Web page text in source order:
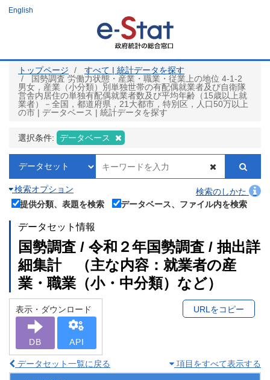
ツ
English
トップページ
すべて | 統計データを探す
国勢調査 労働力状態・産業・職業・従業上の地位 4-1-2
男女，産業（小分類）別単独世帯の有配偶就業者及び自衛隊
営舎内居住の単独有配偶就業者数及び平均年齢（15歳以上就
業者）－全国，都道府県，21大都市，特別区，人口50万以上
の市 | データベース | 統計データを探す
選択条件: データベース
検索オプション
検索のしかた
提供分類、表題を検索
データベース、ファイル内を検索
データセット情報
国勢調査 / 令和２年国勢調査 / 抽出詳
細集計 （主な内容：就業者の産
業・職業（小・中分類）など）
表示・ダウンロード
DB API
URLをコピー
データセット一覧に戻る 項目をすべて表示する